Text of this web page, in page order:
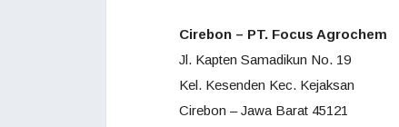
Cirebon – PT. Focus Agrochem
Jl. Kapten Samadikun No. 19
Kel. Kesenden Kec. Kejaksan
Cirebon – Jawa Barat 45121